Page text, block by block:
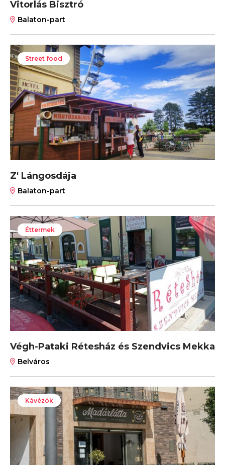
Vitorlás Bisztró
Balaton-part
Street food
Z' Lángosdája
Balaton-part
Éttermek
Végh-Pataki Rétesház és Szendvics Mekka
Belváros
Kávézók